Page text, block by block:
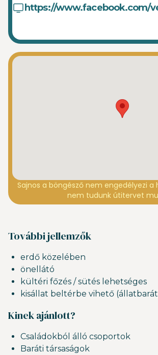
https://www.facebook.com/
Sajnos a böngésző nem engedélyezi
nem tudunk útitervet
További jellemzők
erdő közelében
önellátó
kültéri főzés / sütés lehetséges
kisállat beltérbe vihető
Kinek ajánlott?
Családokból álló csoportok
Baráti társaságok